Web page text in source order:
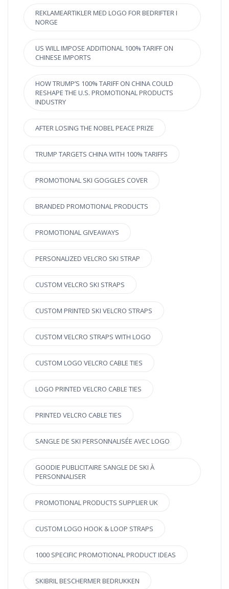
REKLAMEARTIKLER MED LOGO FOR BEDRIFTER I
NORGE
US WILL IMPOSE ADDITIONAL 100% TARIFF ON
CHINESE IMPORTS
HOW TRUMP’S 100% TARIFF ON CHINA COULD
RESHAPE THE U.S. PROMOTIONAL PRODUCTS
INDUSTRY
AFTER LOSING THE NOBEL PEACE PRIZE
TRUMP TARGETS CHINA WITH 100% TARIFFS
PROMOTIONAL SKI GOGGLES COVER
BRANDED PROMOTIONAL PRODUCTS
PROMOTIONAL GIVEAWAYS
PERSONALIZED VELCRO SKI STRAP
CUSTOM VELCRO SKI STRAPS
CUSTOM PRINTED SKI VELCRO STRAPS
CUSTOM VELCRO STRAPS WITH LOGO
CUSTOM LOGO VELCRO CABLE TIES
LOGO PRINTED VELCRO CABLE TIES
PRINTED VELCRO CABLE TIES
SANGLE DE SKI PERSONNALISÉE AVEC LOGO
GOODIE PUBLICITAIRE SANGLE DE SKI À
PERSONNALISER
PROMOTIONAL PRODUCTS SUPPLIER UK
CUSTOM LOGO HOOK & LOOP STRAPS
1000 SPECIFIC PROMOTIONAL PRODUCT IDEAS
SKIBRIL BESCHERMER BEDRUKKEN